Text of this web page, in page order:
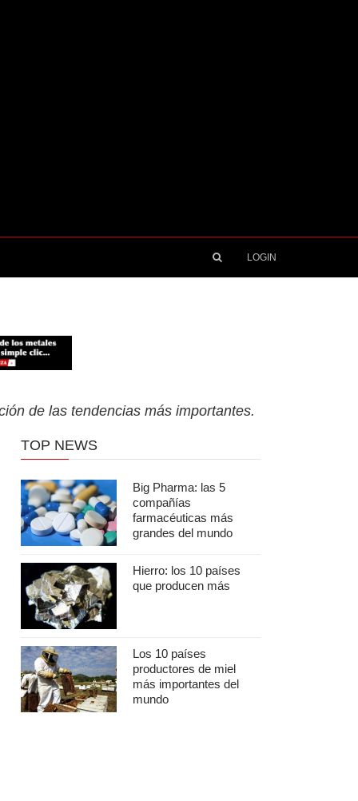
LOGIN
de las tendencias más importantes.
TOP NEWS
Big Pharma: las 5
compañías
farmacéuticas más
grandes del mundo
Hierro: los 10 países
que producen más
Los 10 países
productores de miel
más importantes del
mundo